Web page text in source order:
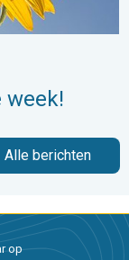
week!
Alle berichten
op